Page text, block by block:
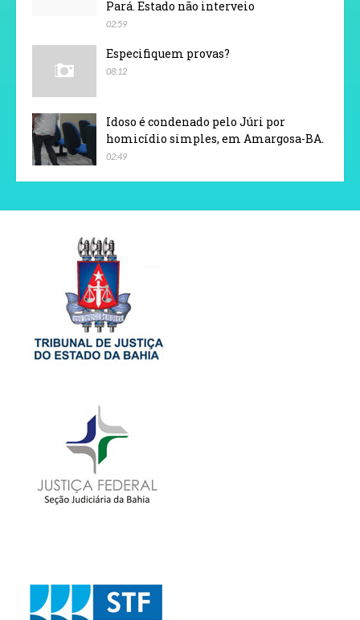
Pará. Estado não interveio
02:59
Especifiquem provas?
08:12
Idoso é condenado pelo Júri por
homicídio simples, em Amargosa-BA.
02:49